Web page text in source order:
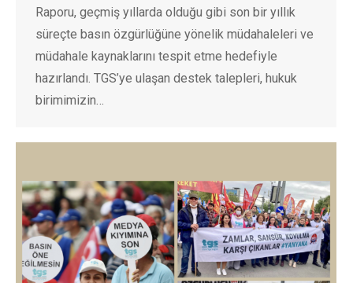
Raporu, geçmiş yıllarda olduğu gibi son bir yıllık
süreçte basın özgürlüğüne yönelik müdahaleleri ve
müdahale kaynaklarını tespit etme hedefiyle
hazırlandı. TGS’ye ulaşan destek talepleri, hukuk
birimimizin…